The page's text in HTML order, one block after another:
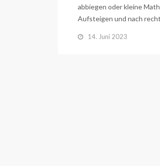
abbiegen oder kleine
Aufsteigen und nach
14. Juni 2023